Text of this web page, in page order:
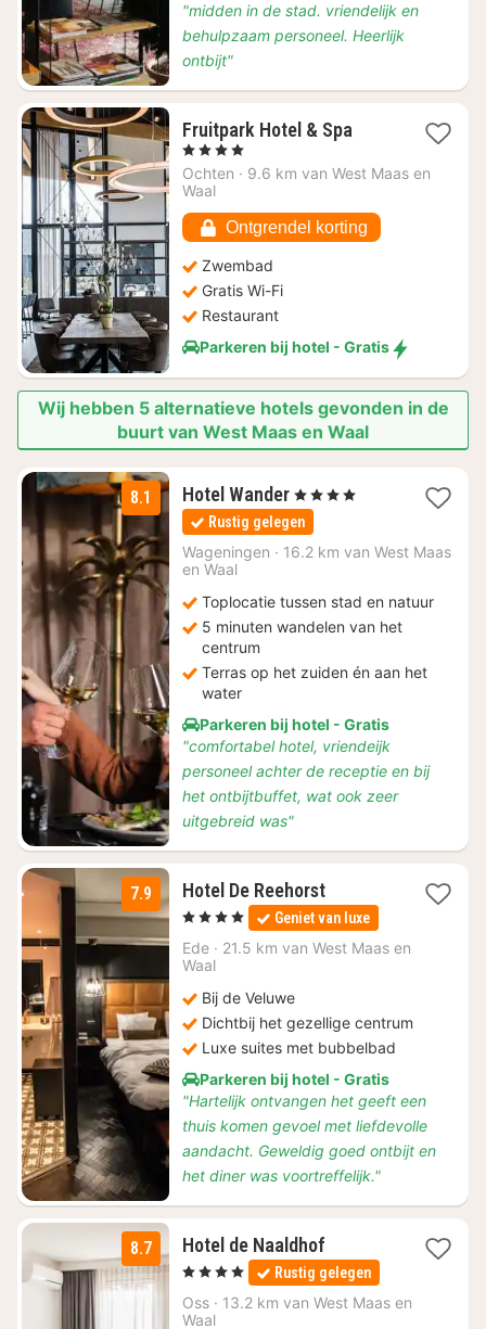
"midden in de stad. vriendelijk en
behulpzaam personeel. Heerlijk
ontbijt"
Fruitpark Hotel & Spa1
vanaf
, 4 Sterren
Ochten · 9.6 km van West Maas en
Waal
Ontgrendel korting
Zwembad
Gratis Wi-Fi
Restaurant
Parkeren bij hotel - Gratis
Wij hebben 5 alternatieve hotels gevonden in de
buurt van West Maas en Waal
8.1 Hotel Wander1
nacht
vanaf
€
, 4 Sterren
Rustig gelegen
Wageningen · 16.2 km van West Maas
en Waal
Toplocatie tussen stad en natuur
5 minuten wandelen van het
centrum
Terras op het zuiden én aan het
water
Parkeren bij hotel - Gratis
"comfortabel hotel, vriendeijk
personeel achter de receptie en bij
het ontbijtbuffet, wat ook zeer
uitgebreid was"
7.9 Hotel De Reehorst1
nacht
vanaf
€
, 4 Sterren Geniet van luxe
Ede · 21.5 km van West Maas en
Waal
Bij de Veluwe
Dichtbij het gezellige centrum
Luxe suites met bubbelbad
Parkeren bij hotel - Gratis
"Hartelijk ontvangen het geeft een
thuis komen gevoel met liefdevolle
aandacht. Geweldig goed ontbijt en
het diner was voortreffelijk."
8.7 Hotel de Naaldhof1
nacht
vanaf
€
, 4 Sterren Rustig gelegen
Oss · 13.2 km van West Maas en
Waal